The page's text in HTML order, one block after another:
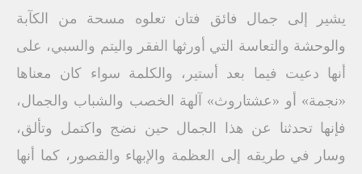
يشير إلى جمال فائق فتان تعلوه مسحة من الكآبة
والوحشة والتعاسة التي أورثها الفقر واليتم والسبي، على
أنها دعيت فيما بعد أستير، والكلمة سواء كان معناها
«نجمة» أو «عشتاروث» آلهة الخصب والشباب والجمال،
فإنها تحدثنا عن هذا الجمال حين نضج واكتمل وتألق،
وسار في طريقه إلى العظمة والإبهاء والقصور، كما أنها